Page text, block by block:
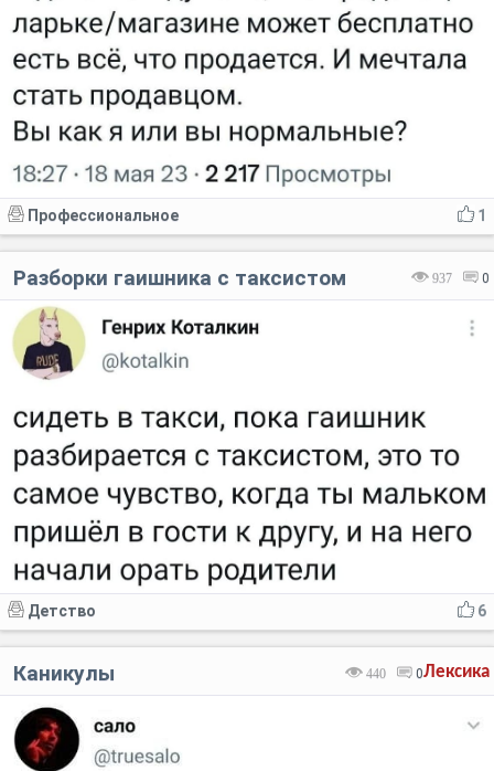
1
Профессиональное
937 0
Разборки гаишника с таксистом
6
Детство
Лексика
440 0
Каникулы